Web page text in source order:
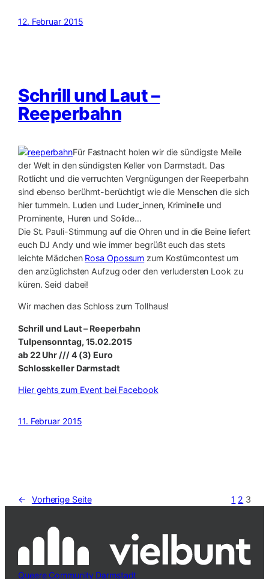
12. Februar 2015
Schrill und Laut –
Reeperbahn
Für Fastnacht holen wir die sündigste Meile
der Welt in den sündigsten Keller von Darmstadt. Das
Rotlicht und die verruchten Vergnügungen der Reeperbahn
sind ebenso berühmt-berüchtigt wie die Menschen die sich
hier tummeln. Luden und Luder_innen, Kriminelle und
Prominente, Huren und Solide…
Die St. Pauli-Stimmung auf die Ohren und in die Beine liefert
euch DJ Andy und wie immer begrüßt euch das stets
leichte Mädchen Rosa Opossum zum Kostümcontest um
den anzüglichsten Aufzug oder den verludersten Look zu
küren. Seid dabei!
Wir machen das Schloss zum Tollhaus!
Schrill und Laut – Reeperbahn
Tulpensonntag, 15.02.2015
ab 22 Uhr /// 4 (3) Euro
Schlosskeller Darmstadt
Hier gehts zum Event bei Facebook
11. Februar 2015
← Vorherige Seite 1 2 3
Queere Community Darmstadt